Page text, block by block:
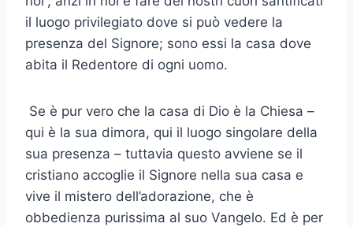
il luogo privilegiato dove si può vedere la
presenza del Signore; sono essi la casa dove
abita il Redentore di ogni uomo.
Se è pur vero che la casa di Dio è la Chiesa –
qui è la sua dimora, qui il luogo singolare della
sua presenza – tuttavia questo avviene se il
cristiano accoglie il Signore nella sua casa e
vive il mistero dell’adorazione, che è
obbedienza purissima al suo Vangelo. Ed è per